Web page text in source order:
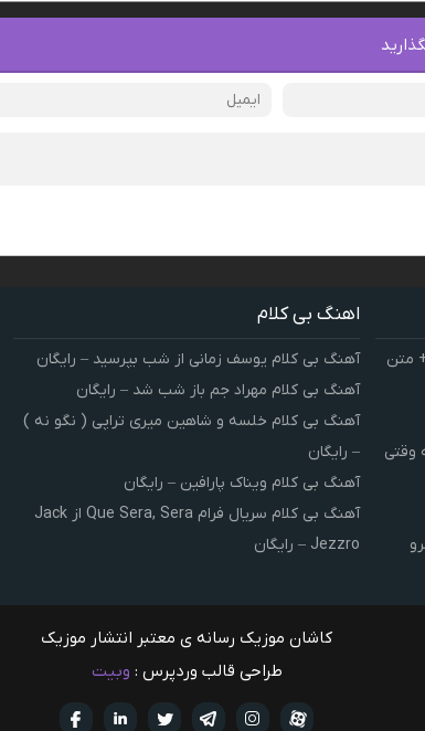
متن
وقتی
اهنگ بی کلام
آهنگ بی کلام یوسف زمانی از شب بپرسید – رایگان
آهنگ بی کلام مهراد جم باز شب شد – رایگان
آهنگ بی کلام خلسه و شاهین میری تراپی ( نگو نه )
– رایگان
آهنگ بی کلام ویناک پارافین – رایگان
آهنگ بی کلام سریال فرام Que Sera, Sera از Jack
Jezzro – رایگان
کاشان موزیک رسانه ی معتبر انتشار موزیک
طراحی قالب وردپرس : وبیت
تويتر تلگرام
اینستاگرام آپارات